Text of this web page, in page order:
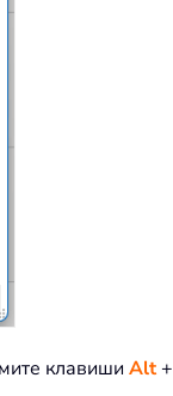
клавиши Alt+